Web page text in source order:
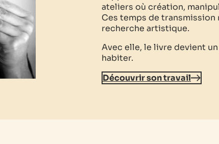
ateliers où création,
Ces temps de
recherche artistique.
Avec elle, le livre devient
habiter.
Découvrir son travail